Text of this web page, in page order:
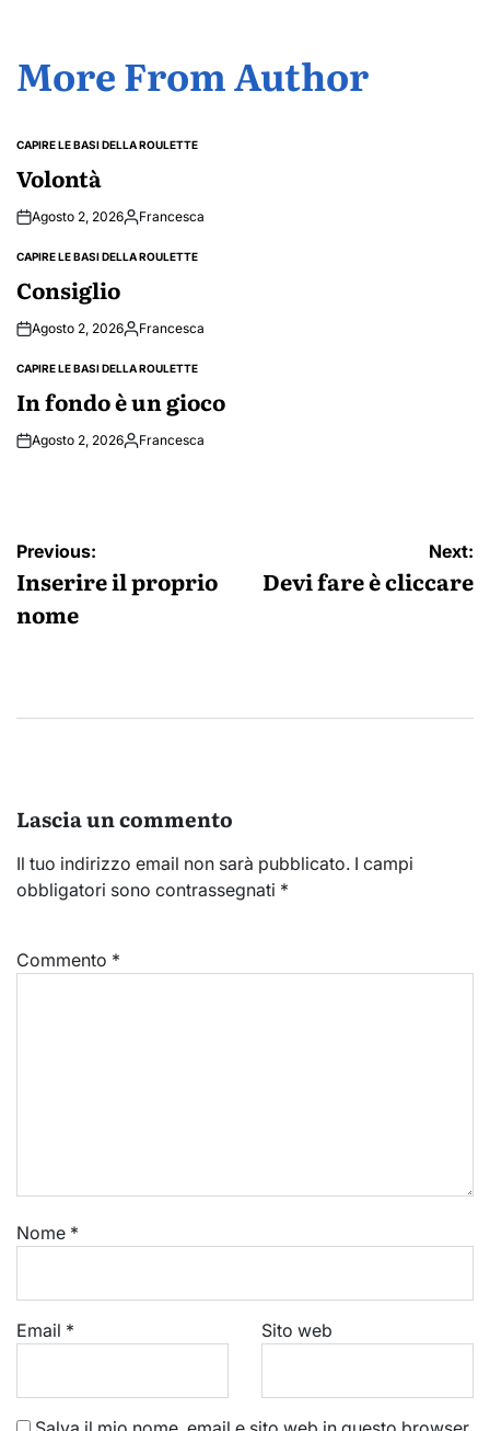
More From Author
POSTED
CAPIRE LE BASI DELLA ROULETTE
Volontà
Agosto 2, 2026PostedFrancesca
POSTED
CAPIRE LE BASI DELLA ROULETTE
Consiglio
Agosto 2, 2026PostedFrancesca
POSTED
CAPIRE LE BASI DELLA ROULETTE
In fondo è un gioco
Agosto 2, 2026PostedFrancesca
Navigazione
articoli
Previous:
Inserire il proprio
nome
Next:
Devi fare è cliccare
Lascia un commento
Il tuo indirizzo email non sarà pubblicato. I campi
obbligatori sono contrassegnati *
Commento *
Nome *
Email * Sito web